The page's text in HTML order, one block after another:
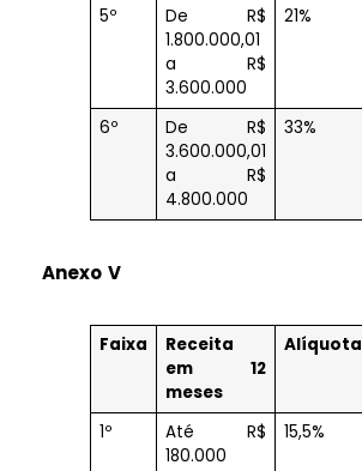
5º
De R$
1.800.000,01
a R$
3.600.000
21%
6º
De R$
3.600.000,01
a R$
4.800.000
33%
Anexo V
Faixa
Receita
em 12
meses
Alíquota
1º
Até R$
180.000
15,5%